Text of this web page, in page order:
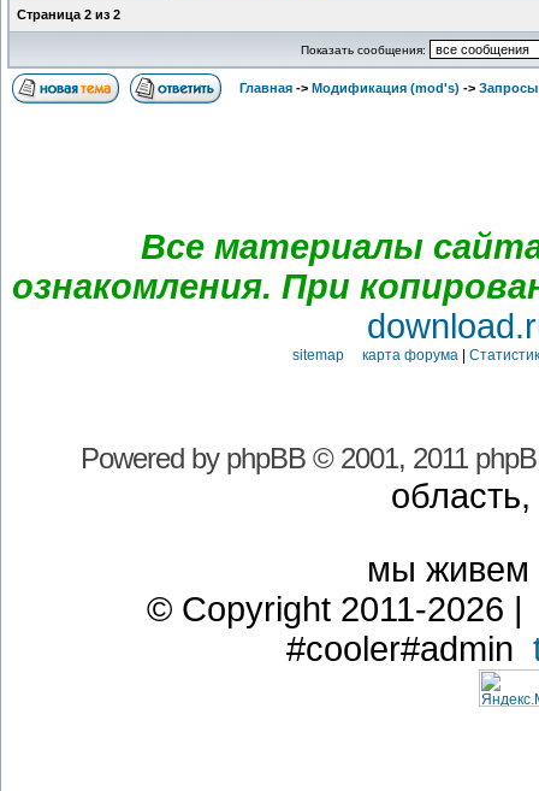
Страница 2 из 2
Показать сообщения:
Главная -> Модификация (mod's) ->
Все материалы
ознакомления. При
sitemap карта форума|
Powered by phpBB© 2001, 2011
мы
© Copyright 2011-2026
#cooler#admin